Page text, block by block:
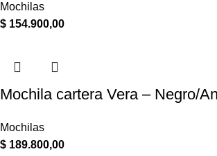
Mochilas
$ 154.900,00
Mochila cartera Vera – Negro/
Mochilas
$ 189.800,00